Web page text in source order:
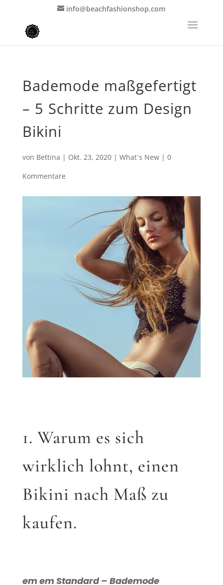
info@beachfashionshop.com
Bademode maßgefertigt
– 5 Schritte zum Design
Bikini
von Bettina | Okt. 23, 2020| What´s New| 0
Kommentare
1. Warum es sich
wirklich lohnt, einen
Bikini nach Maß zu
kaufen.
em em Standard – Bademode